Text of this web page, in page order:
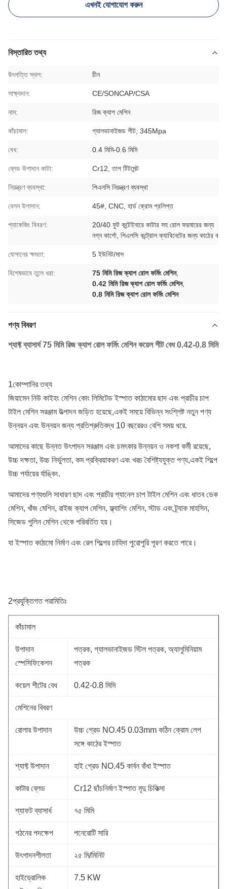
এখনই যোগাযোগ করুন
বিস্তারিত তথ্য
উৎপত্তি স্থল: চীন
সাক্ষ্যদান: CE/SONCAP/CSA
নাম: রিজ ক্যাপ মেশিন
কাঁচামাল: গ্যালভানাইজড শীট, 345Mpa
বেধ: 0.4 মিমি-0.6 মিমি
ব্লেড উপাদান কাটা: Cr12, তাপ টিটমেন্ট
নিয়ন্ত্রণ ব্যবস্থা: পিএলসি নিয়ন্ত্রণ ব্যবস্থা
বেলন উপাদান: 45#, CNC, হার্ড ক্রোম প্রলিপ্ত
প্যাকেজিং বিবরণ:
20/40 ফুট কন্টেইনারে কাটার সহ রোল ফরমারের জন্য
নগ্ন কার্গো, পিএলসি কন্ট্রোল ক্যাবিনেটের জন্য কাঠের ব
যোগানের ক্ষমতা: 5 ইউনিট/মাস
বিশেষভাবে তুলে ধরা: 75 মিমি রিজ ক্যাপ রোল ফর্মিং মেশিন,
0.42 মিমি রিজ ক্যাপ রোল ফর্মিং মেশিন,
0.8 মিমি রিজ ক্যাপ রোল ফর্মিং মেশিন
পণ্য বিবরণ
শ্যাফ্ট ব্যাসার্ধ 75 মিমি রিজ ক্যাপ রোল ফর্মিং মেশিন কয়েল শীট বেধ 0.42-0.8 মিমি
1কোম্পানির তথ্য
জিয়ামেন নিউ কাইহং মেশিন কোং লিমিটেড ইস্পাত কাঠামোর ছাদ এবং প্রাচীর চাপ
টাইল মেশিন সরঞ্জাম উত্পাদন জড়িত হয়েছে,একই সময়ে বিভিন্ন সংশ্লিষ্ট নতুন পণ্য
উন্নয়ন এবং উন্নয়ন জন্য প্রতিশ্রুতিবদ্ধ 10 বছরেরও বেশি সময় ধরে.
আমাদের কাছে উন্নত উৎপাদন সরঞ্জাম এবং চমৎকার উন্নয়ন ও নকশা কর্মী রয়েছে,
উচ্চ দক্ষতা, উচ্চ নির্ভুলতা, কম প্রক্রিয়াকরণ এবং খরচ বৈশিষ্ট্যযুক্ত পণ্য,একই শিল্পে
উচ্চ পর্যায়ের র্যাঙ্কিং.
আমাদের পণ্যগুলি সাধারণ ছাদ এবং প্রাচীর প্যানেল চাপ টাইল মেশিন এবং ধাতব ডেক
মেশিন, খাঁজ মেশিন, রাইজ ক্যাপ মেশিন, ফ্ল্যাশিং মেশিন, স্টাড এবং ট্র্যাক মাহসিন,
সিজেড পুলিন মেশিন থেকে পরিবর্তিত হয়।
যা ইস্পাত কাঠামো নির্মাণ এবং রেল শিল্পের চাহিদা পুরোপুরি পূরণ করতে পারে।
2প্রযুক্তিগত পরামিতিঃ
কাঁচামাল
উপাদান
স্পেসিফিকেশন
পত্রক, গ্যালভানাইজড স্টিল পত্রক, অ্যালুমিনিয়াম
পত্রক
কয়েল শীটের বেধ 0.42-0.8 মিমি
মেশিনের বিবরণ
রোলার উপাদান
উচ্চ গ্রেড NO.45 0.03mm কঠিন ক্রোম লেপ
সঙ্গে কাঠের ইস্পাত
শ্যাফ্ট উপাদান হাই গ্রেড NO.45 কার্বন বাঁধা ইস্পাত
কাটার ব্লেড Cr12 ছাঁচনির্মাণ ইস্পাত মৃদু চিকিত্সা
শ্যাফট ব্যাসার্ধ ৭৫ মিমি
গঠনের পদক্ষেপ পনেরোটি সারি
উৎপাদনশীলতা ২৫ মি/মিনিট
হাইড্রোলিক
7.5 KW